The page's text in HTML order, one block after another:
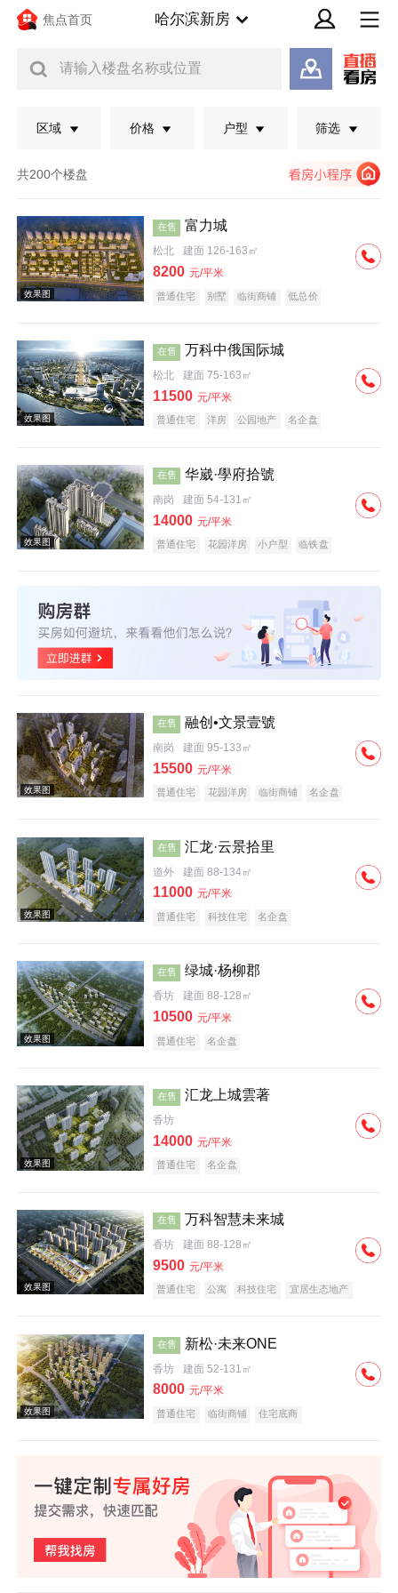
焦点首页 哈尔滨新房
请输入楼盘名称或位置
区域 价格 户型 筛选
共200个楼盘
效果图
在售 富力城
松北 建面 126-163㎡
8200 元/平米
普通住宅 别墅 临街商铺 低总价
效果图
在售 万科中俄国际城
松北 建面 75-163㎡
11500 元/平米
普通住宅 洋房 公园地产 名企盘
效果图
在售 华崴·學府拾號
南岗 建面 54-131㎡
14000 元/平米
普通住宅 花园洋房 小户型 临铁盘
在售 融创•文景壹號
南岗 建面 95-133㎡
15500 元/平米
普通住宅 花园洋房 临街商铺 名企盘
效果图
在售 汇龙·云景拾里
道外 建面 88-134㎡
11000 元/平米
普通住宅 科技住宅 名企盘
效果图
在售 绿城·杨柳郡
香坊 建面 88-128㎡
10500 元/平米
普通住宅 名企盘
效果图
在售 汇龙上城雲著
香坊
14000 元/平米
普通住宅 名企盘
效果图
在售 万科智慧未来城
香坊 建面 88-128㎡
9500 元/平米
普通住宅 公寓 科技住宅
宜居生态地产
在售 新松·未来ONE
香坊 建面 52-131㎡
8000 元/平米
普通住宅 临街商铺 住宅底商